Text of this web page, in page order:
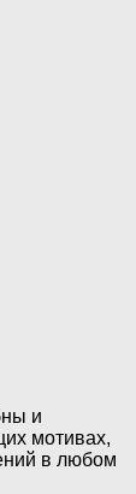
и
мотивах,
в любом